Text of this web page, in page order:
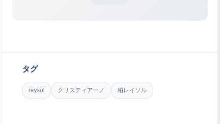
タグ
reysol クリスティアーノ 柏レイソル